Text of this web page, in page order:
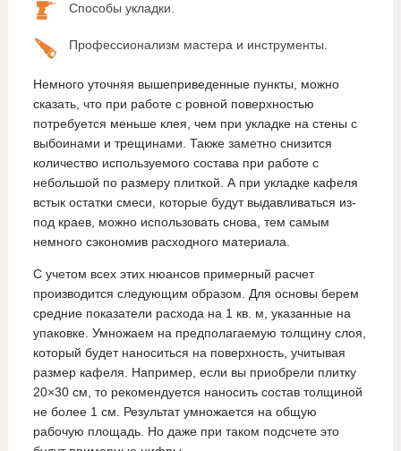
Способы укладки.
Профессионализм мастера и инструменты.
Немного уточняя вышеприведенные пункты, можно
сказать, что при работе с ровной поверхностью
потребуется меньше клея, чем при укладке на стены с
выбоинами и трещинами. Также заметно снизится
количество используемого состава при работе с
небольшой по размеру плиткой. А при укладке кафеля
встык остатки смеси, которые будут выдавливаться из-
под краев, можно использовать снова, тем самым
немного сэкономив расходного материала.
С учетом всех этих нюансов примерный расчет
производится следующим образом. Для основы берем
средние показатели расхода на 1 кв. м, указанные на
упаковке. Умножаем на предполагаемую толщину слоя,
который будет наноситься на поверхность, учитывая
размер кафеля. Например, если вы приобрели плитку
20×30 см, то рекомендуется наносить состав толщиной
не более 1 см. Результат умножается на общую
рабочую площадь. Но даже при таком подсчете это